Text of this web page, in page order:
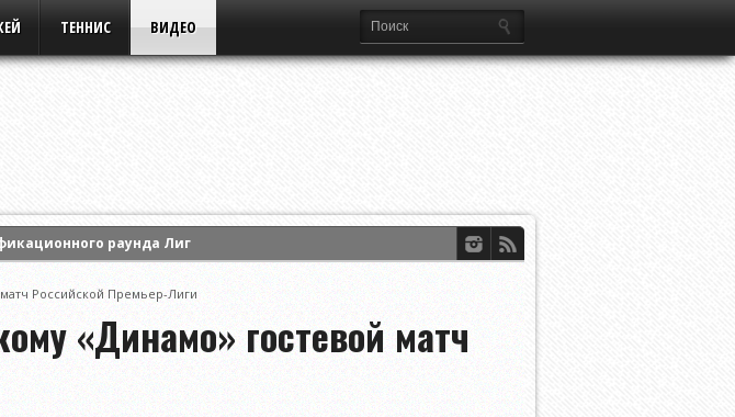
ТЕННИС ВИДЕО
раунда Лиги конференций УЕФА
Российской Премьер-Лиги
«Динамо» гостевой матч